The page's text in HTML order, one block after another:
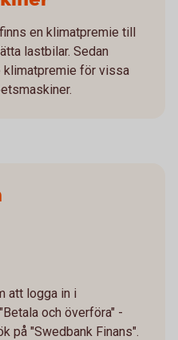
en klimatpremie till
lastbilar. Sedan
klimatpremie för vissa
att logga in i
och överföra" -
på "Swedbank Finans".